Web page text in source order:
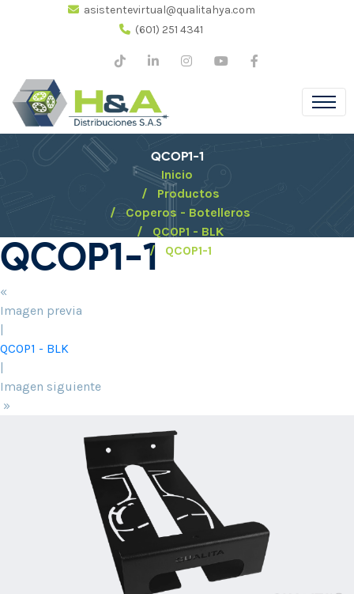
asistentevirtual@qualitahya.com
(601) 251 4341
QCOP1-1
Inicio
Productos
Coperos - Botelleros
QCOP1 - BLK
QCOP1-1
QCOP1-1
«
Imagen previa
|
QCOP1 - BLK
|
Imagen siguiente
»